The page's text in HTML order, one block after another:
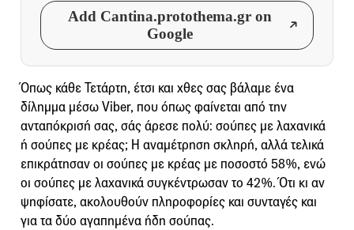
Add Cantina.protothema.gr on
Google
Όπως κάθε Τετάρτη, έτσι και χθες σας βάλαμε ένα
δίλημμα μέσω Viber, που όπως φαίνεται από την
ανταπόκρισή σας, σάς άρεσε πολύ: σούπες με λαχανικά
ή σούπες με κρέας; Η αναμέτρηση σκληρή, αλλά τελικά
επικράτησαν οι σούπες με κρέας με ποσοστό 58%, ενώ
οι σούπες με λαχανικά συγκέντρωσαν το 42%. Ότι κι αν
ψηφίσατε, ακολουθούν πληροφορίες και συνταγές και
για τα δύο αγαπημένα ήδη σούπας.